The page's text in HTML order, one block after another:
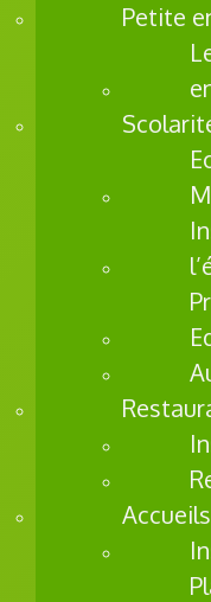
Les infos dans la ville
Petite